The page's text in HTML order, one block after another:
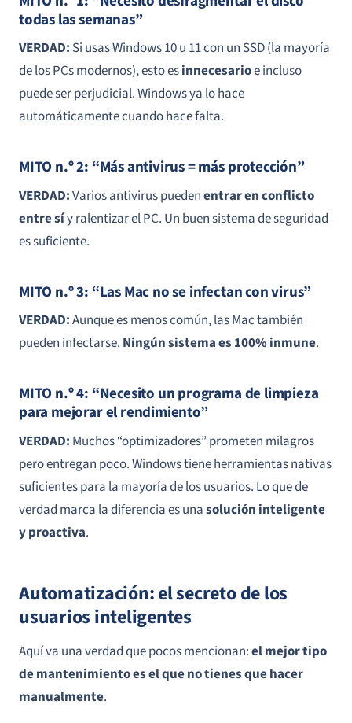
todas las semanas”
VERDAD: Si usas Windows 10 u 11 con un SSD (la mayoría
de los PCs modernos), esto esinnecesarioe incluso
puede ser perjudicial. Windows ya lo hace
automáticamente cuando hace falta.
MITO n.º 2: “Más antivirus = más protección”
VERDAD:Varios antivirus puedenentrar en conflicto
entre síy ralentizar el PC. Un buen sistema de seguridad
es suficiente.
MITO n.º 3: “Las Mac no se infectan con virus”
VERDAD:Aunque es menos común, las Mac también
pueden infectarse. Ningún sistema es 100% inmune.
MITO n.º 4: “Necesito un programa de limpieza
para mejorar el rendimiento”
VERDAD: Muchos “optimizadores” prometen milagros
pero entregan poco. Windows tiene herramientas nativas
suficientes para la mayoría de los usuarios. Lo que de
verdad marca la diferencia es unasolución inteligente
y proactiva.
Automatización: el secreto de los
usuarios inteligentes
Aquí va una verdad que pocos mencionan:el mejor tipo
de mantenimiento es el que no tienes que hacer
manualmente.